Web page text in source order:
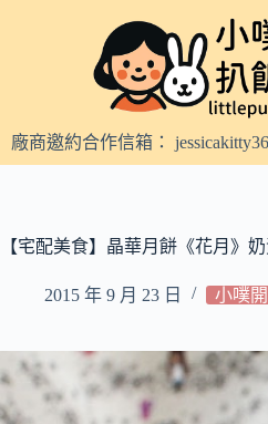
容廠商邀約合作信箱：
【宅配美食】晶華月餅《花月》
2015 年 9 月 23 日 小噗